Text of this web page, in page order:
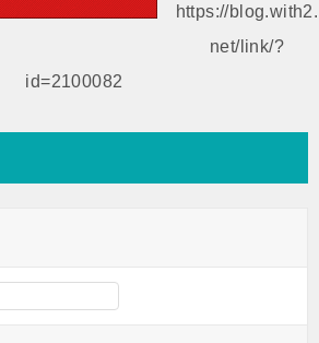
https://blog.with2.
net/link/?
id=2100082